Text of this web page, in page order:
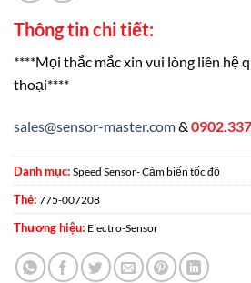
Thông tin chi tiết:
****Mọi thắc mắc xin vui lòng liên hệ
thoại****
sales@sensor-master.com&
Danh mục: Speed Sensor- Cảm biến tốc độ
Thẻ: 775-007208
Thương hiệu: Electro-Sensor